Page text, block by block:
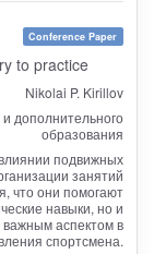
Conference Paper
to practice
Nikolai P. Kirillov
дополнительного
образования
подвижных
занятий
что они помогают
навыки, но и
важным аспектом в
спортсмена.